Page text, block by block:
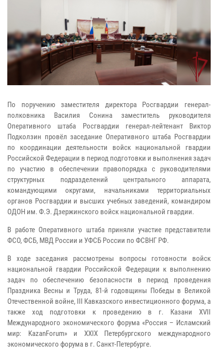
По поручению заместителя директора Росгвардии генерал-
полковника Василия Сонина заместитель руководителя
Оперативного штаба Росгвардии генерал-лейтенант Виктор
Подколзин провёл заседание Оперативного штаба Росгвардии
по координации деятельности войск национальной гвардии
Российской Федерации в период подготовки и выполнения задач
по участию в обеспечении правопорядка с руководителями
структурных подразделений центрального аппарата,
командующими округами, начальниками территориальных
органов Росгвардии и высших учебных заведений, командиром
ОДОН им. Ф.Э. Дзержинского войск национальной гвардии.
В работе Оперативного штаба приняли участие представители
ФСО, ФСБ, МВД России и УФСБ России по ФСВНГ РФ.
В ходе заседания рассмотрены вопросы готовности войск
национальной гвардии Российской Федерации к выполнению
задач по обеспечению безопасности в период проведения
Праздника Весны и Труда, 81-й годовщины Победы в Великой
Отечественной войне, III Кавказского инвестиционного форума, а
также ход подготовки к проведению в г. Казани XVII
Международного экономического форума «Россия – Исламский
мир: KazanForum» и XXIX Петербургского международного
экономического форума в г. Санкт-Петербурге.